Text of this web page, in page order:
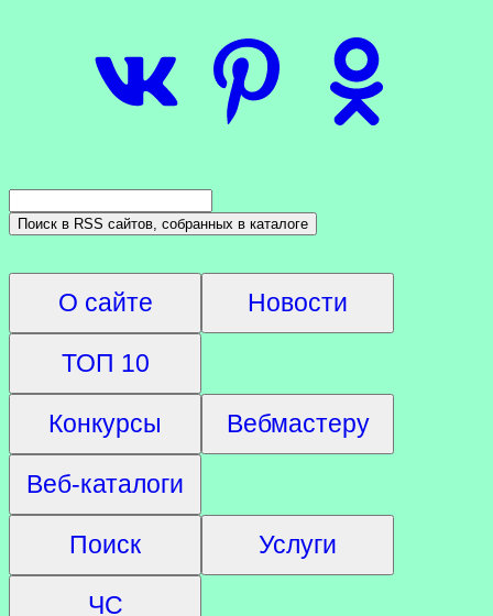
О сайте Новости
ТОП 10
Конкурсы Вебмастеру
Веб-каталоги
Поиск Услуги
ЧС